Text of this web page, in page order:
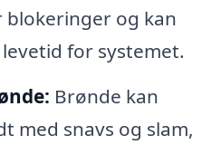
og kan
for systemet.
Brønde kan
med snavs og slam,